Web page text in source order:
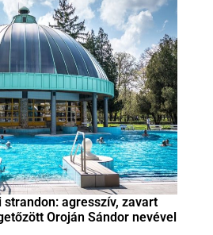
strandon: agresszív, zavart
Oroján Sándor nevével